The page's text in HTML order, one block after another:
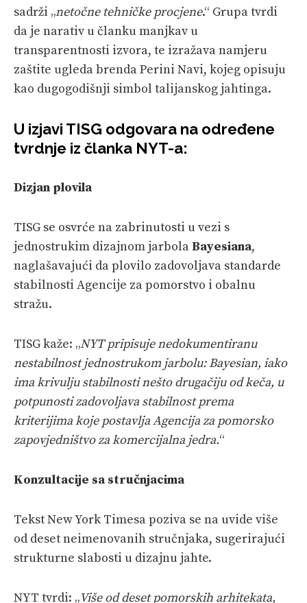
sadrži „netočne tehničke procjene.“ Grupa tvrdi
da je narativ u članku manjkav u
transparentnosti izvora, te izražava namjeru
zaštite ugleda brenda Perini Navi, kojeg opisuju
kao dugogodišnji simbol talijanskog jahtinga.
U izjavi TISG odgovara na određene
tvrdnje iz članka NYT-a:
Dizjan plovila
TISG se osvrće na zabrinutosti u vezi s
jednostrukim dizajnom jarbolaBayesiana,
naglašavajući da plovilo zadovoljava standarde
stabilnosti Agencije za pomorstvo i obalnu
stražu.
TISG kaže: „NYT pripisuje nedokumentiranu
nestabilnost jednostrukom jarbolu: Bayesian, iako
ima krivulju stabilnosti nešto drugačiju od keča, u
potpunosti zadovoljava stabilnost prema
kriterijima koje postavlja Agencija za pomorsko
zapovjedništvo za komercijalna jedra.“
Konzultacije sa stručnjacima
Tekst New York Timesa poziva se na uvide više
od deset neimenovanih stručnjaka, sugerirajući
strukturne slabosti u dizajnu jahte.
NYT tvrdi: „Više od deset pomorskih arhitekata,